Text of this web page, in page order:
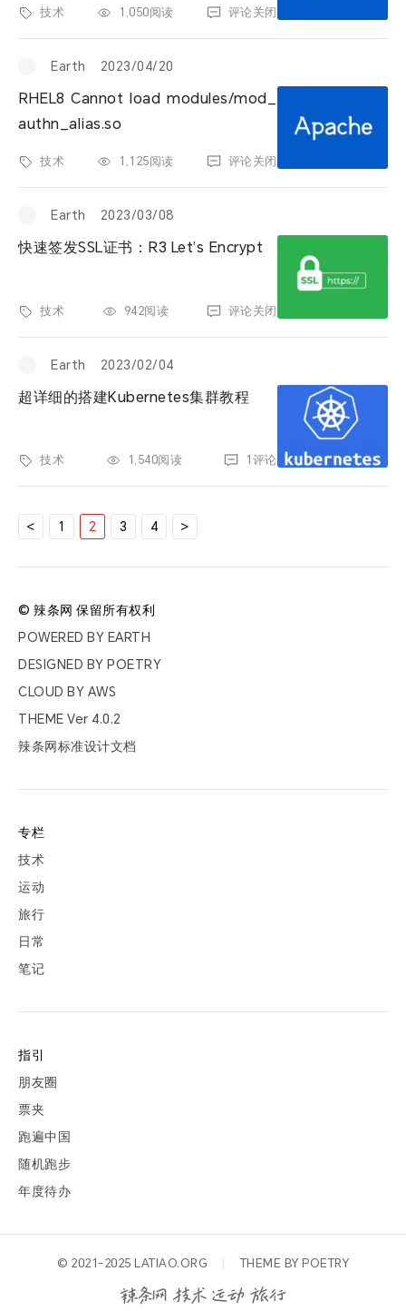
技术 1,050阅读 评论关闭
Earth 2023/04/20
RHEL8 Cannot load modules/mod_
authn_alias.so
技术 1,125阅读 评论关闭
Earth 2023/03/08
快速签发SSL证书：R3 Let’s Encrypt
技术 942阅读 评论关闭
Earth 2023/02/04
超详细的搭建Kubernetes集群教程
技术 1,540阅读 1评论
文
页
< 1 2 3 4 >
© 辣条网 保留所有权利
POWERED BY EARTH
DESIGNED BY POETRY
CLOUD BY AWS
THEME Ver 4.0.2
辣条网标准设计文档
专栏
技术
运动
旅行
日常
笔记
指引
朋友圈
票夹
跑遍中国
随机跑步
年度待办
© 2021-2025 LATIAO.ORG THEME BY POETRY